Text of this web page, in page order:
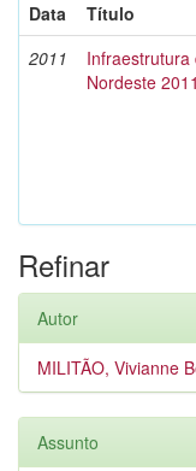
Data
Título
2011
Nordeste 2011
Refinar
Autor
MILITÃO, Vivianne
Assunto